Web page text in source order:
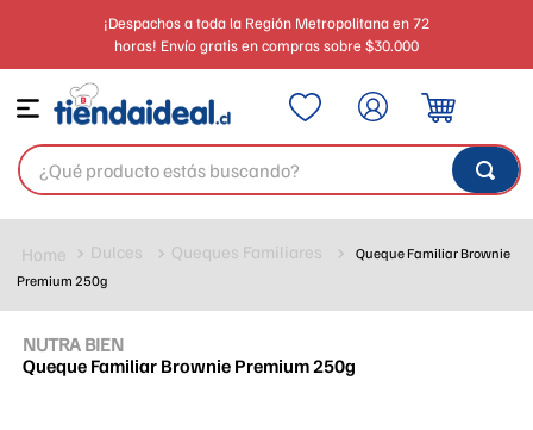
¡Despachos a toda la Región Metropolitana en 72
horas! Envío gratis en compras sobre $30.000
¿Qué producto estás buscando?
Dulces Queques Familiares
Queque Familiar Brownie
Premium 250g
NUTRA BIEN
Queque Familiar Brownie Premium 250g